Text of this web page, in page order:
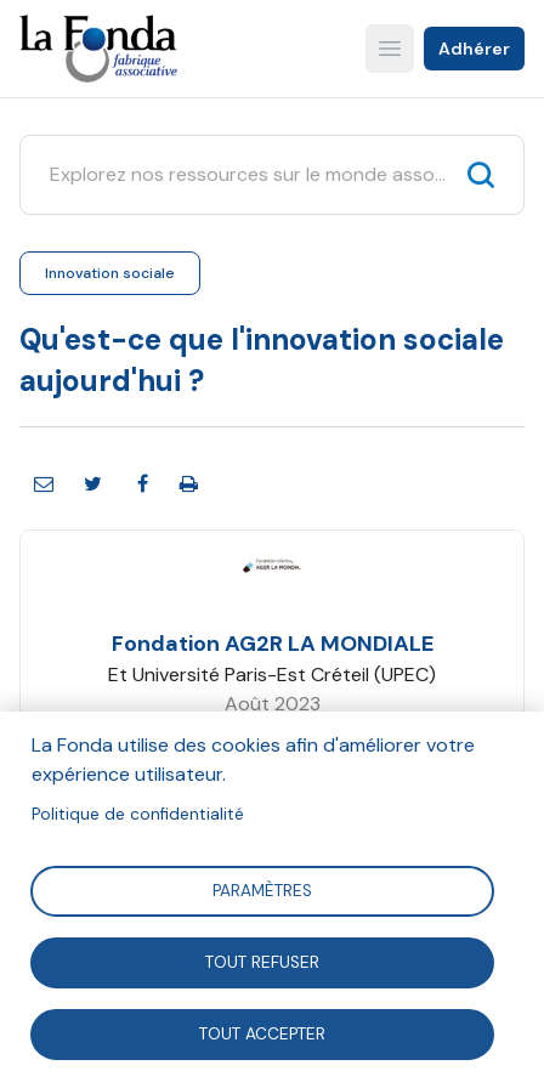
Aller
au
contenu
principal
Open main menu
Adhérer
Innovation sociale
Qu'est-ce que l'innovation sociale
aujourd'hui ?
Fondation AG2R LA MONDIALE
Et Université Paris-Est Créteil (UPEC)
Août 2023
L'innovation est omniprésente dans le champ social,
trop souvent présentée comme une fin en soi. Les
fondations lui consacrent des sommes non
négligeables tout comme les financements publics
pour l’économie sociale ou solidaire - parfois au
détriment du développement ou de la consolidation
La Fonda utilise des cookies afin d'améliorer votre
expérience utilisateur.
Politique de confidentialité
PARAMÈTRES
TOUT REFUSER
TOUT ACCEPTER